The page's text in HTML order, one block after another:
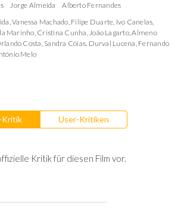
Jorge Almeida
Alberto Fernandes
,Vanessa Machado, Filipe Duarte, Ivo Canelas,
Marinho, Cristina Cunha,João Lagarto,Almeno
Costa, Sandra Cóias, Durval Lucena, Fernando
Melo
Kritik User-Kritiken
Kritik für diesen Film vor.